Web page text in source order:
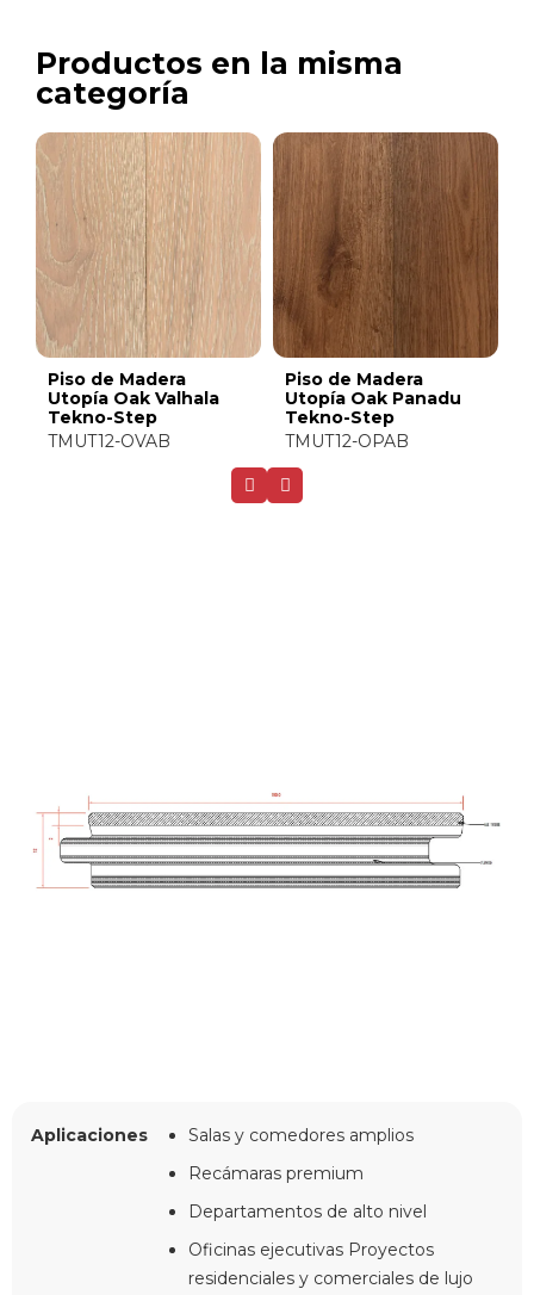
Productos en la misma
categoría
Piso de Madera
Utopía Oak Shambala
Tekno-Step
TMUT12-OSHB
Piso de Madera
Utopía Oak Camelot
Tekno-Step
TMUT12-OCAB
Aplicaciones
Salas y comedores amplios
Recámaras premium
Departamentos de alto nivel
Oficinas ejecutivas Proyectos
residenciales y comerciales de lujo